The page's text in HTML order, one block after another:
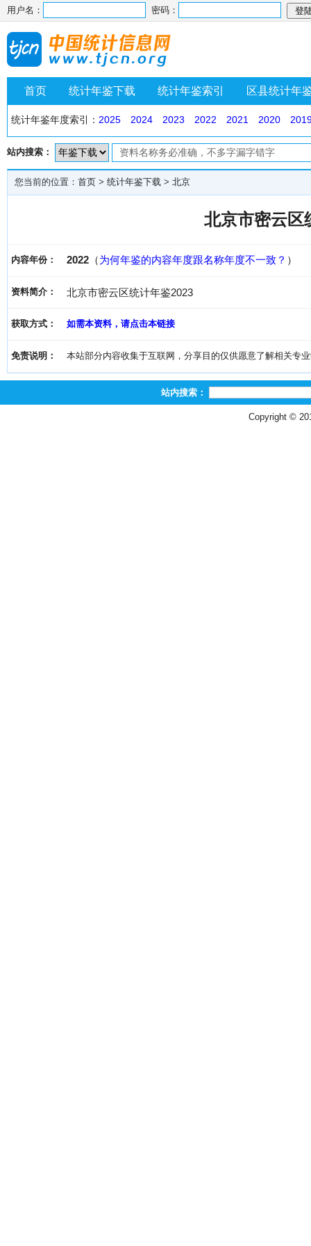
用户名： 密码：
首页 统计年鉴下载 统计年鉴索引 区县统计年
统计年鉴年度索引： 2025 2024 2023 2022 2021 2020
站内搜索：
您当前的位置： 首页 > 统计年鉴下载 > 北京
北京市密云区
内容年份： 2022 （为何年鉴的内容年度跟名称年度不一致？ ）
资料简介： 北京市密云区统计年鉴2023
获取方式： 如需本资料，请点击本链接
免责说明： 本站部分内容收集于互联网，分享目的仅供愿意了解相关专
站内搜索：
Copyright ©